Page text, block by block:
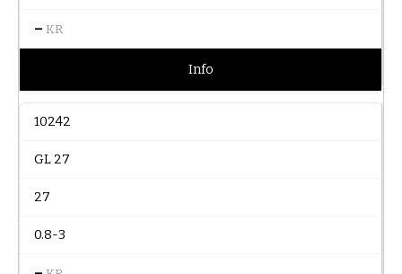
– KR
Info
10242
GL 27
27
0.8-3